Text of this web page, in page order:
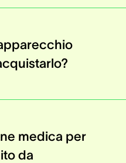
medica per
da